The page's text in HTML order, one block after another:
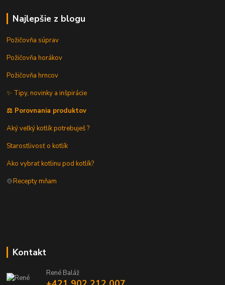
Najlepšie z blogu
Požičovňa súprav
Požičovňa horákov
Požičovňa hrncov
✨ Tipy, novinky a inšpirácie
⚖️ Porovnania produktov
Aký veľký kotlík potrebuješ ?
Starostlivosť o kotlík
Ako vybrať kotlinu pod kotlík?
🍲Recepty mňam
Kontakt
René Baláž